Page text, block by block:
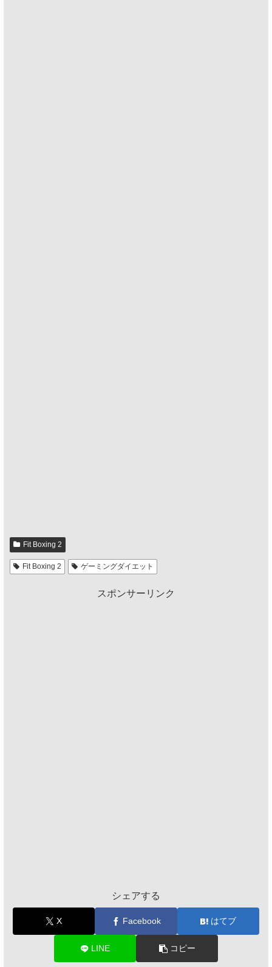
Fit Boxing 2
Fit Boxing 2 ゲーミングダイエット
スポンサーリンク
シェアする
X Facebook はてブ
LINE コピー